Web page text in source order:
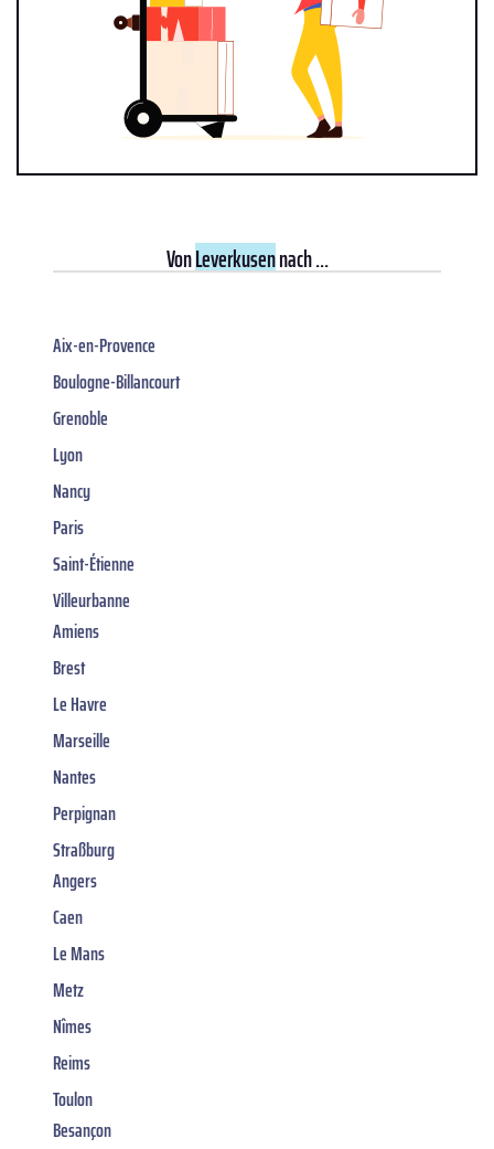
VonLeverkusennach ...
Aix-en-Provence
Boulogne-Billancourt
Grenoble
Lyon
Nancy
Paris
Saint-Étienne
Villeurbanne
Amiens
Brest
Le Havre
Marseille
Nantes
Perpignan
Straßburg
Angers
Caen
Le Mans
Metz
Nîmes
Reims
Toulon
Besançon